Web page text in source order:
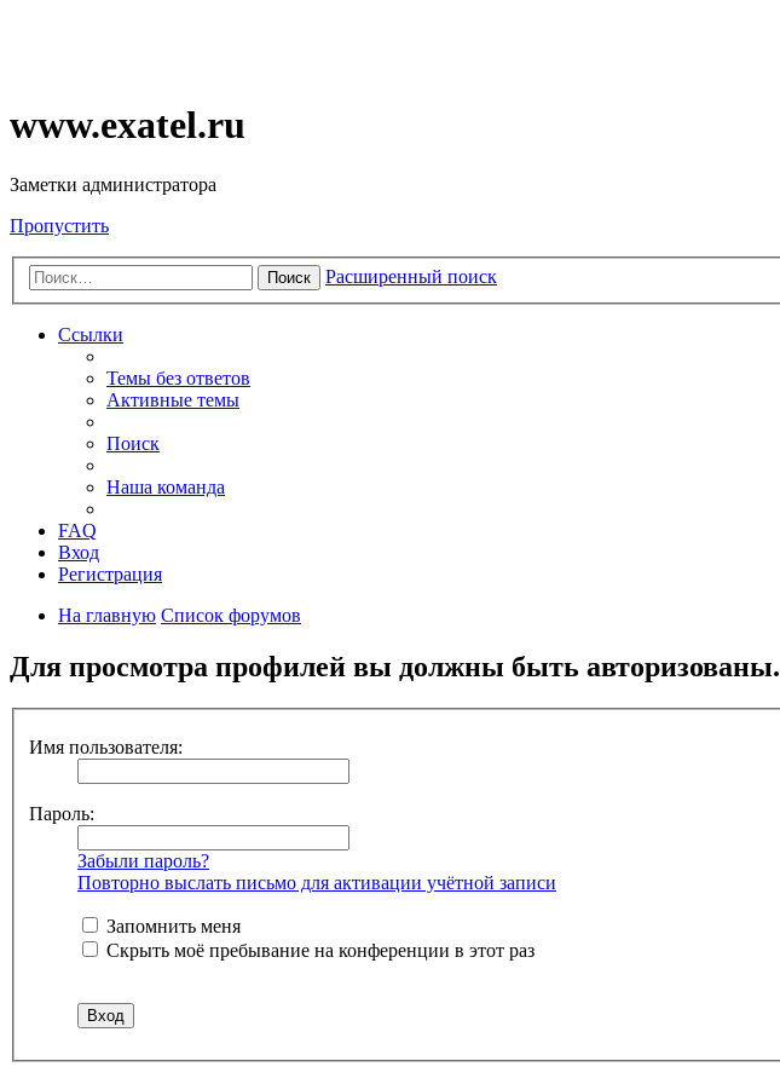
www.exatel.ru
Заметки администратора
Пропустить
Поиск Расширенный поиск
Ссылки
Темы без ответов
Активные темы
Поиск
Наша команда
FAQ
Вход
Регистрация
На главную Список форумов
Для просмотра профилей вы должны быть авторизованы.
Имя пользователя:
Пароль:
Забыли пароль?
Повторно выслать письмо для активации учётной записи
Запомнить меня
Скрыть моё пребывание на конференции в этот раз